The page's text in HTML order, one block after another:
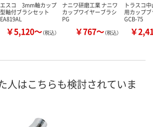
エスコ 3mm軸カップ
型軸付ブラシセット
EA819AL
￥5,120～（税込）
ナニワ研磨工業 ナニワ
カップワイヤーブラシ
PG
￥767～（税込）
トラスコ
用カップ
GCB-75
￥
人はこちらも検討されていま